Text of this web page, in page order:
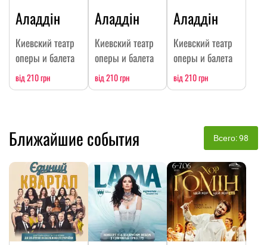
Аладдін
Киевский театр
оперы и балета
від 210 грн
Аладдін
Киевский театр
оперы и балета
від 210 грн
Аладдін
Киевский театр
оперы и балета
від 210 грн
Ближайшие события Всего: 98